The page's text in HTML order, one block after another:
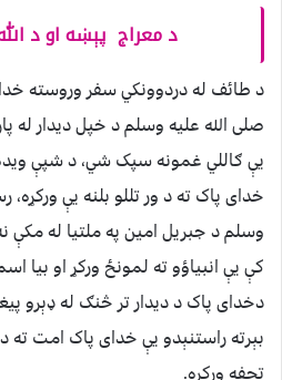
د معراج پېښه او د
د طائف له دردوونکي سفر وروسته
صلی الله عليه وسلم د خپل ديدار له
يې ګاللي غمونه سپک شي، د شپې
خدای پاک ته د ور تللو بلنه يې ورکړه،
وسلم د جبريل امين په ملتيا له
کې يې انبياؤو ته لمونځ ورکړ او بيا
دخدای پاک د ديدار تر څنګ له ډېرو
بېرته راستنېدو يې خدای پاک امت
تحفه ورکړه.